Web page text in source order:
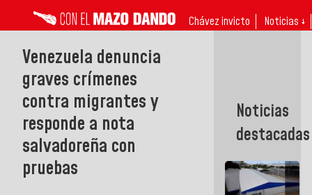
Chávez invicto Noticias ↓
Venezuela denuncia
graves crímenes
contra migrantes y
responde a nota
salvadoreña con
pruebas
Noticias
destacadas